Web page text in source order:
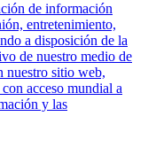
de información
entretenimiento,
a disposición de la
de nuestro medio de
nuestro sitio web,
acceso mundial a
y las